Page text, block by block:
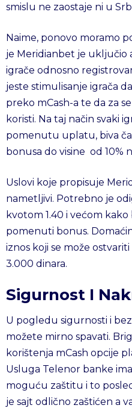
smislu ne zaostaje ni u
Naime, ponovo moramo
je Meridianbet je uključio
igrače odnosno
jeste stimulisanje igrača
preko mCash-a te da za
koristi. Na taj način svaki
pomenutu uplatu, biva
bonusa do visine od 10%
Uslovi koje propisuje
nametljivi. Potrebno je
kvotom 1.40 i većom
pomenuti bonus.
iznos koji se može
3.000 dinara.
Sigurnost I
U pogledu sigurnosti i
možete mirno spavati.
korištenja mCash opcije
Usluga Telenor banke
moguću zaštitu i to
je sajt odlično zaštićen a